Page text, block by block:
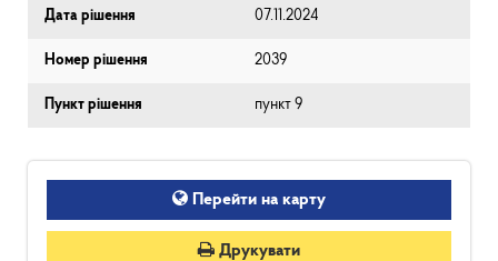
Дата рішення 07.11.2024
Номер рішення 2039
Пункт рішення пункт 9
Перейти на карту
Друкувати